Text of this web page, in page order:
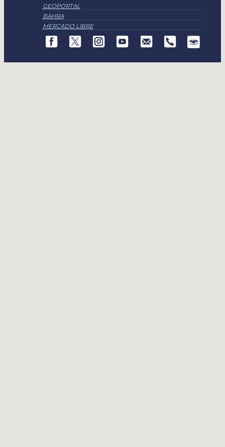
GEOPORTAL
BAHRA
MERCADO LIBRE